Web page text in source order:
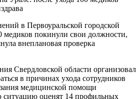
в Первоуральской городской
медиков покинули свои должности,
внеплановая проверка
Свердловской области организовал
в причинах ухода сотрудников
медицинской помощи
ситуацию оценят 14 профильных